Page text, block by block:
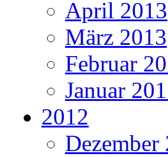
April 2013
März 2013
Februar
Januar
2012
Dezember